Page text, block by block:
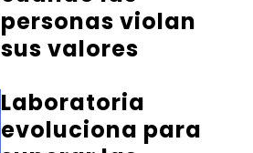
personas violan
sus valores
Laboratoria
evoluciona para